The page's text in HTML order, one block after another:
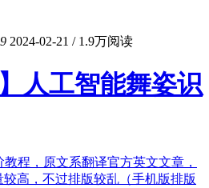
2024-02-21 /1.9万阅读
人工智能舞姿识
程，原文系翻译官方英文文章，
高，不过排版较乱（手机版排版